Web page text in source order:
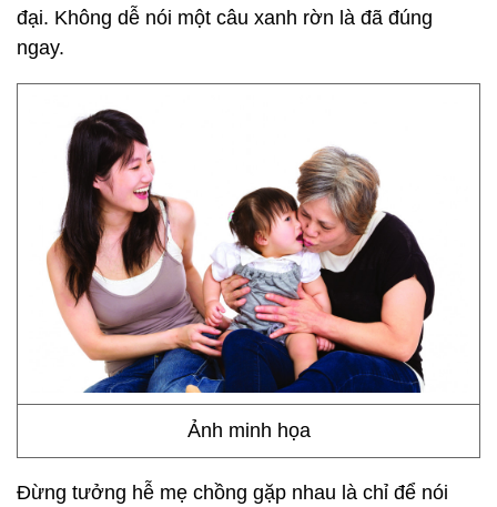
đại. Không dễ nói một câu xanh rờn là đã đúng
ngay.
Ảnh minh họa
Đừng tưởng hễ mẹ chồng gặp nhau là chỉ để nói